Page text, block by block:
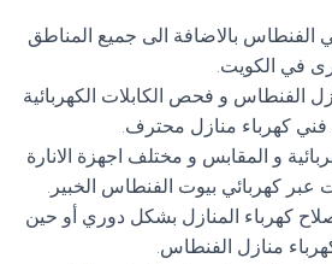
الفنطاس بالاضافة الى جميع المناطق
في الكويت.
الفنطاس و فحص الكابلات الكهربائية
فني كهرباء منازل محترف.
و المقابس و مختلف اجهزة الانارة
عبر كهربائي بيوت الفنطاس الخبير.
كهرباء المنازل بشكل دوري أو حين
منازل الفنطاس.